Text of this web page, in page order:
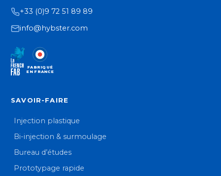
+33 (0)9 72 51 89 89
info@hybster.com
FABRIQUÉ
EN FRANCE
SAVOIR-FAIRE
Injection plastique
Bi-injection & surmoulage
Bureau d’études
Prototypage rapide